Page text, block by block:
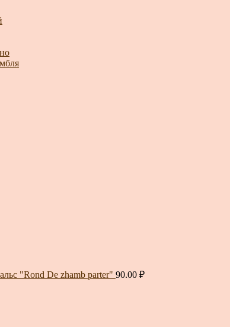
"Rond De zhamb parter" 90.00 ₽